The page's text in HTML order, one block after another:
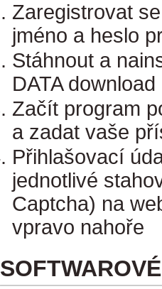
Zaregistrovat
jméno a heslo
Stáhnout a
DATA
Začít program
a zadat vaše
Přihlašovací
jednotlivé
Captcha) na
vpravo nahoře